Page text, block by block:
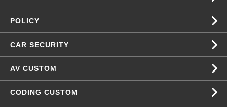
POLICY
CAR SECURITY
AV CUSTOM
CODING CUSTOM